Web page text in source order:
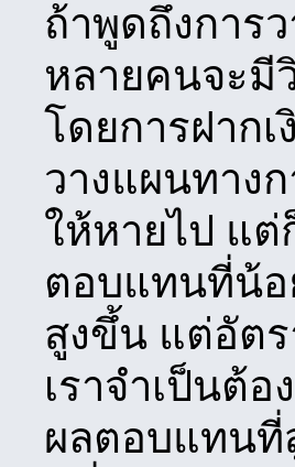
ถ้าพูดถึงการ
หลายคนจะมี
โดยการฝาก
วางแผนทาง
ให้หายไป แต่
ตอบแทนที่น้อ
สูงขึ้น แต่อัตร
เราจำเป็นต้
ผลตอบแทนที่